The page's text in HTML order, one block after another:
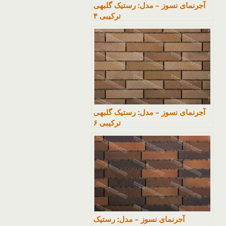
آجرنمای نسوز – مدل: رستیک گلبهی
ترکیبی ۴
آجرنمای نسوز – مدل: رستیک گلبهی
ترکیبی ۶
آجرنمای نسوز – مدل: رستیک